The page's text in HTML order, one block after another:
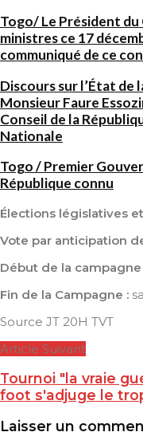
Togo/ Le Président du
ministres ce 17
communiqué de ce
Discours sur l’État de
Monsieur Faure
Conseil de la
Nationale
Togo / Premier
République connu
Élections législatives
Vote par anticipation
Début de la campagne
Fin de la Campagne :
Source JT 20H TVT
Article Suivant
Tournoi "la vraie
foot s'adjuge le
Laisser un